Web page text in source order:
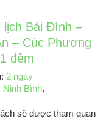
lịch Bái Đính –
– Cúc Phương
đêm
2 ngày
Ninh Bình,
sẽ được tham quan